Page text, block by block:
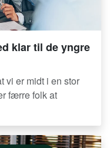
klar til de yngre
vi er midt i en stor
færre folk at